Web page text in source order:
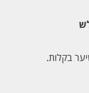
בקלות.